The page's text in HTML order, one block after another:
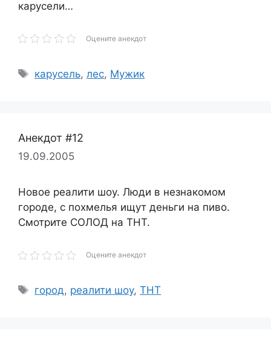
карусели…
Оцените анекдот
Метки
карусель,лес, Мужик
Анекдот #12
19.09.2005
Новое реалити шоу. Люди в незнакомом
городе, с похмелья ищут деньги на пиво.
Смотрите СОЛОД на ТНТ.
Оцените анекдот
Метки
город, реалити шоу,ТНТ